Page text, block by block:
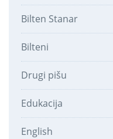
Bilten Stanar
Bilteni
Drugi pišu
Edukacija
English